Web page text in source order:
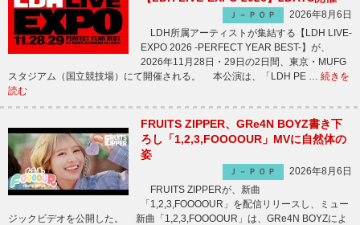
Ｊ－ＰＯＰ
2026年8月6日
LDH所属アーティストが集結する【LDH LIVE-
EXPO 2026 -PERFECT YEAR BEST-】が、
2026年11月28日・29日の2日間、東京・MUFG
スタジアム（国立競技場）にて開催される。 本公演は、「LDH PE … 続きを
読む
FRUITS ZIPPER、GRe4N BOYZ書き下
ろし「1,2,3,FOOOOUR」MVに自然体の
姿
Ｊ－ＰＯＰ
2026年8月6日
FRUITS ZIPPERが、新曲
「1,2,3,FOOOOUR」を配信リリースし、ミュー
ジックビデオを公開した。 新曲「1,2,3,FOOOOUR」は、GRe4N BOYZによ